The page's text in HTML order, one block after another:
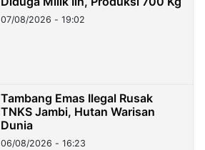
07/08/2026 - 19:02
Tambang Emas Ilegal Rusak
TNKS Jambi, Hutan Warisan
Dunia
06/08/2026 - 16:23